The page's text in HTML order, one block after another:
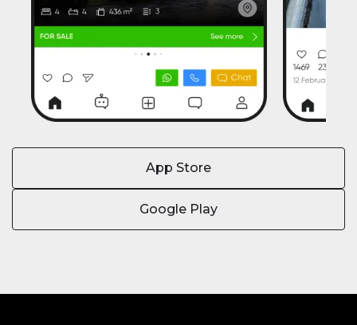
App Store
Google Play